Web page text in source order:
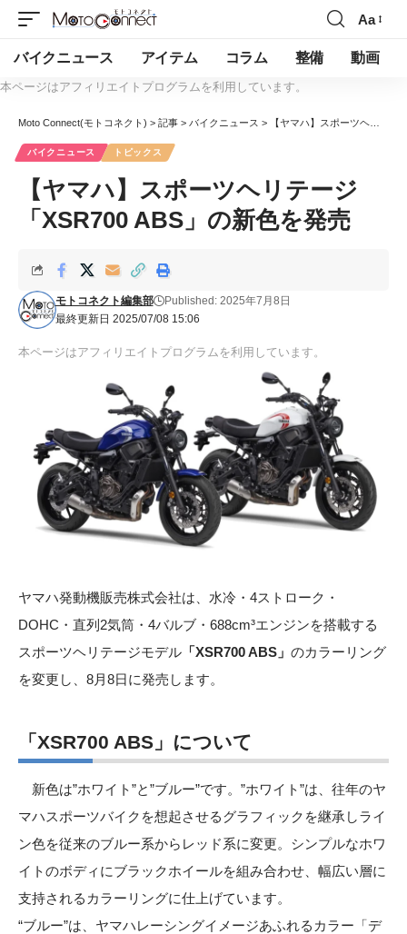
Aa
バイクニュース アイテム コラム 整備 動画
本ページはアフィリエイトプログラムを利用しています。
Moto Connect(モトコネクト) > 記事 > バイクニュース > 【ヤマハ】スポーツヘリテージ「XSR700 ABS」の新色を発売
バイクニュース トピックス
【ヤマハ】スポーツヘリテージ
「XSR700 ABS」の新色を発売
最終更新日 2025/07/08 15:06
モトコネクト編集部 Published: 2025年7月8日
本ページはアフィリエイトプログラムを利用しています。
ヤマハ発動機販売株式会社は、水冷・4ストローク・
DOHC・直列2気筒・4バルブ・688cm³エンジンを搭載する
スポーツヘリテージモデル 「XSR700 ABS」 のカラーリング
を変更し、8月8日に発売します。
「XSR700 ABS」について
新色は”ホワイト”と”ブルー”です。”ホワイト”は、往年のヤ
マハスポーツバイクを想起させるグラフィックを継承しライ
ン色を従来のブルー系からレッド系に変更。シンプルなホワ
イトのボディにブラックホイールを組み合わせ、幅広い層に
支持されるカラーリングに仕上げています。
“ブルー”は、ヤマハレーシングイメージあふれるカラー「デ